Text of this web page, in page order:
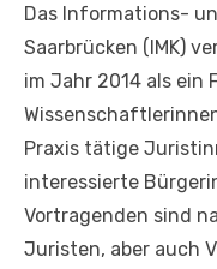
Das Informations-
Saarbrücken (IMK)
im Jahr 2014 als ein
Praxis tätige
interessierte
Vortragenden sind
Juristen, aber auch